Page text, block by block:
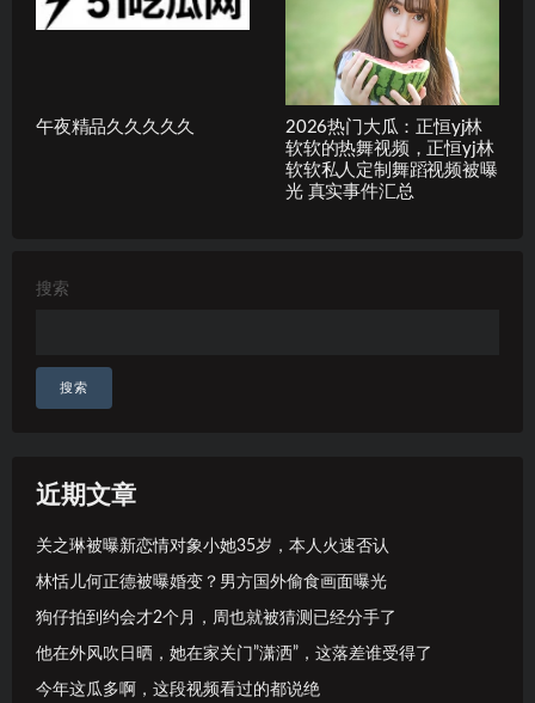
午夜精品久久久久久
2026热门大瓜：正恒yj林
软软的热舞视频，正恒yj林
软软私人定制舞蹈视频被曝
光 真实事件汇总
搜索
搜索
近期文章
关之琳被曝新恋情对象小她35岁，本人火速否认
林恬儿何正德被曝婚变？男方国外偷食画面曝光
狗仔拍到约会才2个月，周也就被猜测已经分手了
他在外风吹日晒，她在家关门”潇洒”，这落差谁受得了
今年这瓜多啊，这段视频看过的都说绝